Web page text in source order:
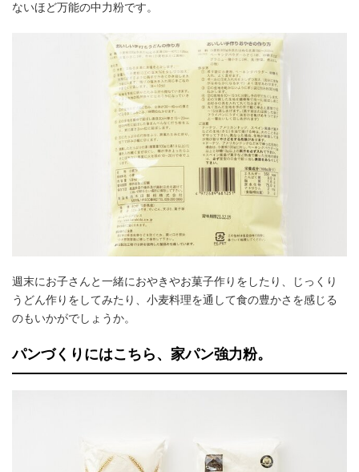
ないほど万能の中力粉です。
週末にお子さんと一緒におやきやお菓子作りをしたり、じっくり
うどん作りをしてみたり、小麦料理を通して食の豊かさを感じる
のもいかがでしょうか。
パンづくりにはこちら、家パン強力粉。